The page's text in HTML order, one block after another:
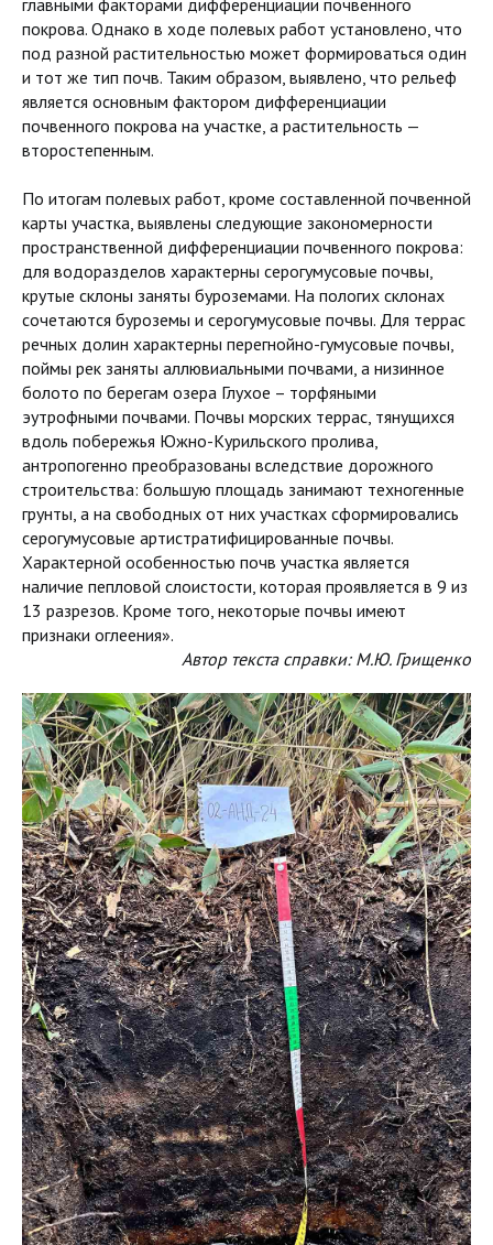
главными факторами дифференциации почвенного
покрова. Однако в ходе полевых работ установлено, что
под разной растительностью может формироваться один
и тот же тип почв. Таким образом, выявлено, что рельеф
является основным фактором дифференциации
почвенного покрова на участке, а растительность —
второстепенным.
По итогам полевых работ, кроме составленной почвенной
карты участка, выявлены следующие закономерности
пространственной дифференциации почвенного покрова:
для водоразделов характерны серогумусовые почвы,
крутые склоны заняты буроземами. На пологих склонах
сочетаются буроземы и серогумусовые почвы. Для террас
речных долин характерны перегнойно-гумусовые почвы,
поймы рек заняты аллювиальными почвами, а низинное
болото по берегам озера Глухое – торфяными
эутрофными почвами. Почвы морских террас, тянущихся
вдоль побережья Южно-Курильского пролива,
антропогенно преобразованы вследствие дорожного
строительства: большую площадь занимают техногенные
грунты, а на свободных от них участках сформировались
серогумусовые артистратифицированные почвы.
Характерной особенностью почв участка является
наличие пепловой слоистости, которая проявляется в 9 из
13 разрезов. Кроме того, некоторые почвы имеют
признаки оглеения».
Автор текста справки: М.Ю. Грищенко